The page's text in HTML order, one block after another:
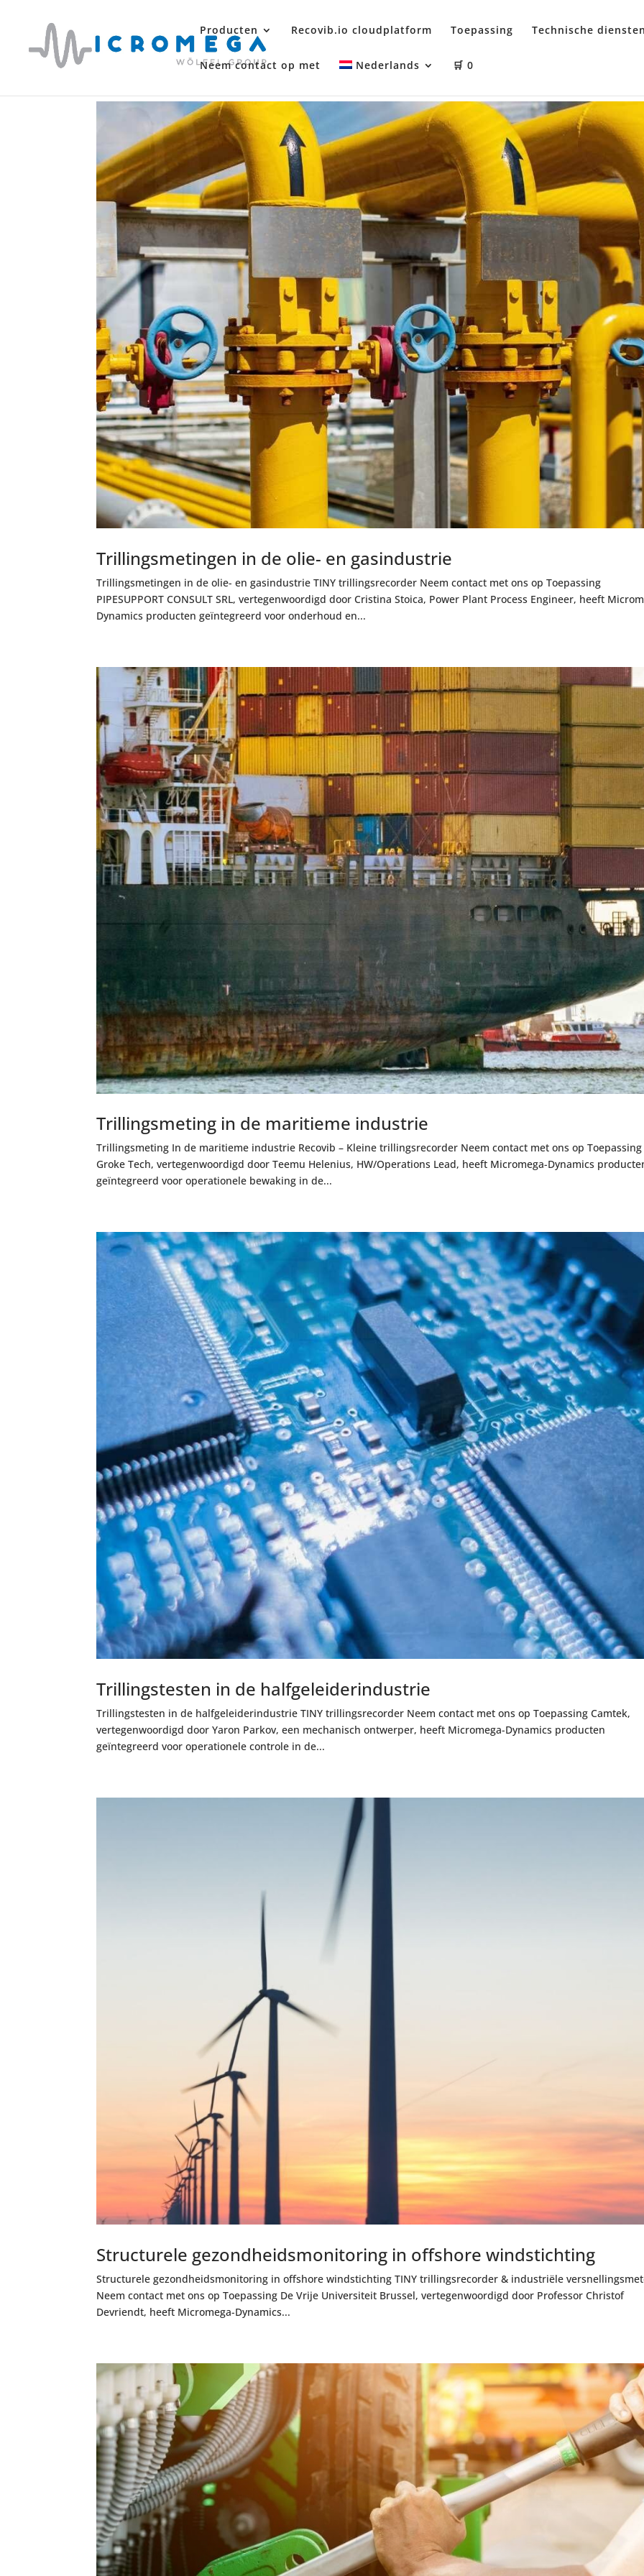
Producten Recovib.io cloudplatform Toepassing Technische
Neem contact op met Nederlands 🛒 0
Trillingsmetingen in de olie- en gasindustrie
Trillingsmetingen in de olie- en gasindustrie TINY trillingsrecorder Neem contact met ons op Toepassing
PIPESUPPORT CONSULT SRL, vertegenwoordigd door Cristina Stoica, Power Plant Process Engineer, heeft
Dynamics producten geïntegreerd voor onderhoud en...
Trillingsmeting in de maritieme industrie
Trillingsmeting In de maritieme industrie Recovib – Kleine trillingsrecorder Neem contact met ons op Toepassing
Groke Tech, vertegenwoordigd door Teemu Helenius, HW/Operations Lead, heeft Micromega-Dynamics
geïntegreerd voor operationele bewaking in de...
Trillingstesten in de halfgeleiderindustrie
Trillingstesten in de halfgeleiderindustrie TINY trillingsrecorder Neem contact met ons op Toepassing Camtek,
vertegenwoordigd door Yaron Parkov, een mechanisch ontwerper, heeft Micromega-Dynamics producten
geïntegreerd voor operationele controle in de...
Structurele gezondheidsmonitoring in offshore windstichting
Structurele gezondheidsmonitoring in offshore windstichting TINY trillingsrecorder & industriële
Neem contact met ons op Toepassing De Vrije Universiteit Brussel, vertegenwoordigd door Professor Christof
Devriendt, heeft Micromega-Dynamics...